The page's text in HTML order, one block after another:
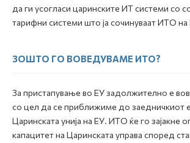
Контакт
да ги усогласи царинските ИТ системи со
тарифни системи што ја сочинуваат ИТО на
ЗОШТО ГО ВОВЕДУВАМЕ ИТО?
За пристапување во ЕУ задолжително е
со цел да се приближиме до заедничкиот
Царинската унија на ЕУ. ИТО ќе го зајакне
капацитет на Царинската управа според